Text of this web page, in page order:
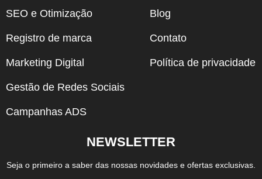
SEO e Otimização
Registro de marca
Marketing Digital
Gestão de Redes Sociais
Campanhas ADS
Blog
Contato
Política de privacidade
NEWSLETTER
Seja o primeiro a saber das nossas novidades e ofertas exclusivas.